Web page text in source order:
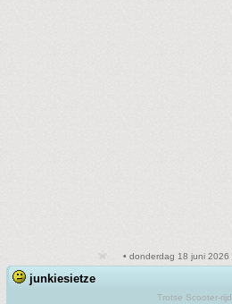
• donderdag 18 juni 2026
junkiesietze
Trotse Scooter-